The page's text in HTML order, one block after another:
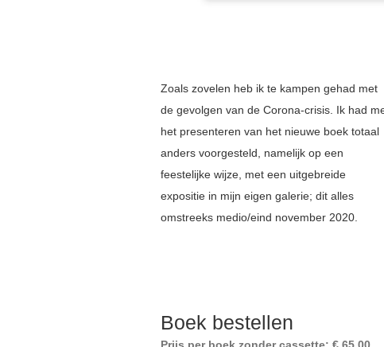
Zoals zovelen heb ik te kampen gehad met
de gevolgen van de Corona-crisis. Ik had
het presenteren van het nieuwe boek totaal
anders voorgesteld, namelijk op een
feestelijke wijze, met een uitgebreide
expositie in mijn eigen galerie; dit alles
omstreeks medio/eind november 2020.
Boek bestellen
Prijs per boek zonder cassette: € 65,00